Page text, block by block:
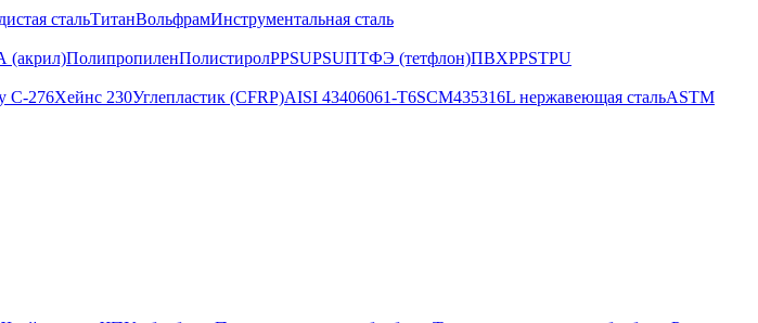
стальТитанВольфрамИнструментальная сталь
ПолипропиленПолистиролPPSUPSUПТФЭ (тетфлон)ПВХPPSTPU
C-276Хейнс 230Углепластик (CFRP)AISI 43406061-T6SCM435316L нержавеющая стальASTM